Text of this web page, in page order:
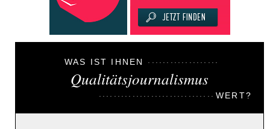
WAS IST IHNEN
Qualitätsjournalismus
WERT?